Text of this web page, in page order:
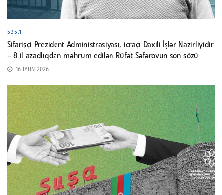
535.1
Sifarişçi Prezident Administrasiyası, icraçı Daxili İşlər Nazirliyidir
– 8 il azadlıqdan məhrum edilən Rüfət Səfərovun son sözü
16 İYUN 2026